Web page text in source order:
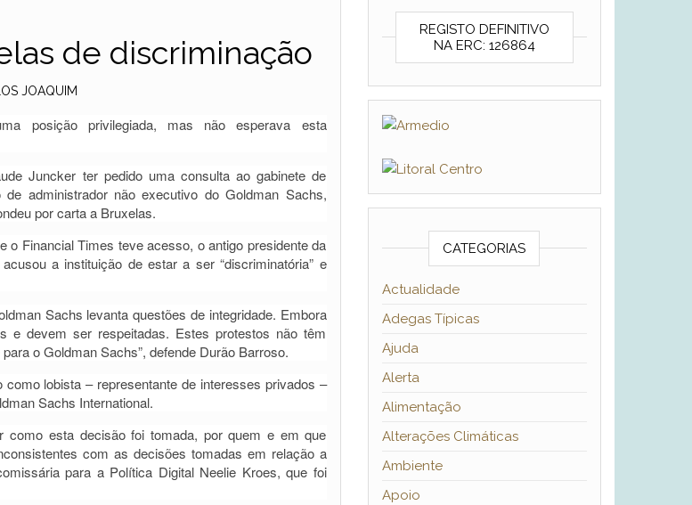
de discriminação
JOAQUIM
posição privilegiada, mas não esperava esta
Juncker ter pedido uma consulta ao gabinete de
administrador não executivo do Goldman Sachs,
por carta a Bruxelas.
o Financial Times teve acesso, o antigo presidente da
a instituição de estar a ser “discriminatória” e
Sachs levanta questões de integridade. Embora
e devem ser respeitadas. Estes protestos não têm
o Goldman Sachs”, defende Durão Barroso.
lobista – representante de interesses privados –
Sachs International.
como esta decisão foi tomada, por quem e em que
com as decisões tomadas em relação a
para a Política Digital Neelie Kroes, que foi
REGISTO DEFINITIVO
NA ERC: 126864
CATEGORIAS
Actualidade
Adegas Típicas
Ajuda
Alerta
Alimentação
Alterações Climáticas
Ambiente
Apoio